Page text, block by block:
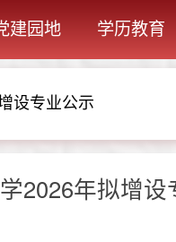
建园地 学历教育
设专业公示
2026年拟增设